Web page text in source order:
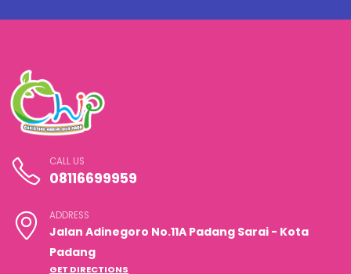
CALL US
08116699959
ADDRESS
Jalan Adinegoro No.11A Padang Sarai - Kota
Padang
GET DIRECTIONS